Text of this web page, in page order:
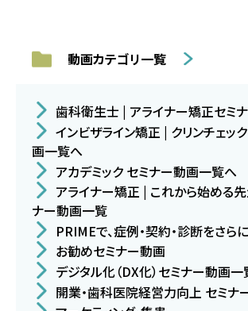
動画カテゴリ一覧
歯科衛生士 | アライナー矯正セミ
インビザライン矯正 | クリンチェッ
画一覧へ
アカデミック セミナー動画一覧へ
アライナー矯正 | これから始める
ナー動画一覧
PRIMEで、症例・契約・診断をさら
お勧めセミナー動画
デジタル化（DX化）セミナー動画
開業・歯科医院経営力向上 セミナ